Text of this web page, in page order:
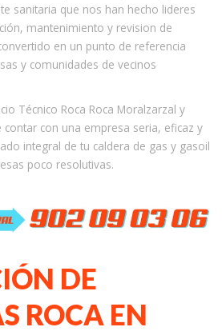
sanitaria que nos han hecho lideres
mantenimiento y revision de
en un punto de referencia
y comunidades de vecinos
Técnico Roca Roca Moralzarzal y
contar con una empresa seria, eficaz y
integral de tu caldera de gas y gasoil
poco resolutivas.
DE
ROCA EN